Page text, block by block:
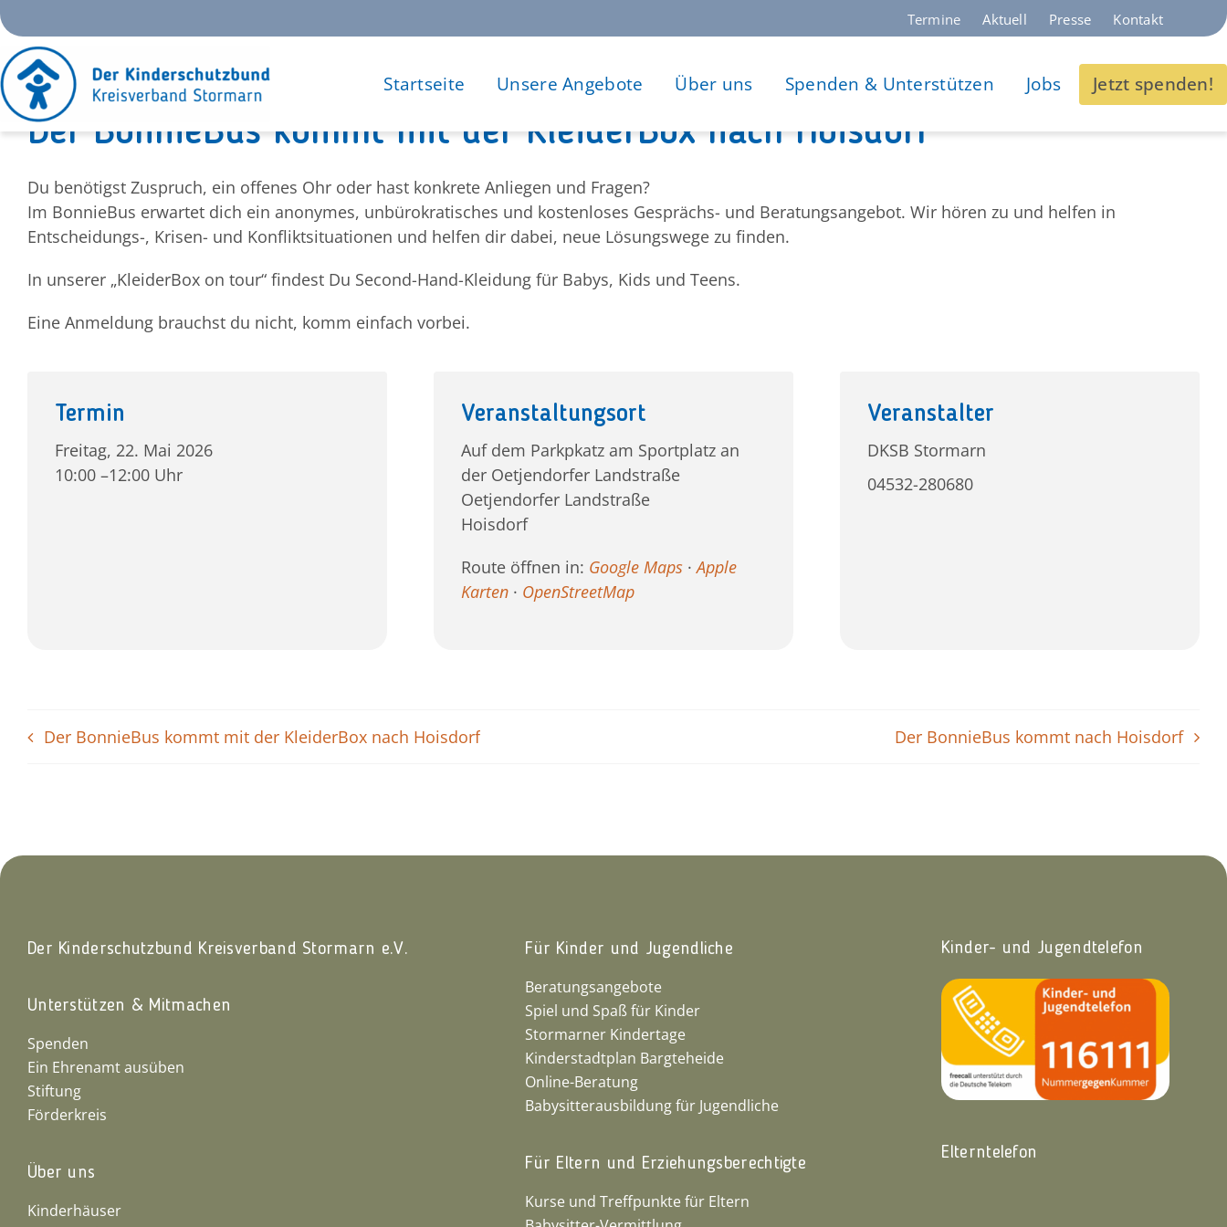
Zum
Inhalt
springen
Termine Aktuell Presse Kontakt
Startseite Unsere Angebote Über uns Spenden & Unterstützen Jobs Jetzt spenden!
Der BonnieBus kommt mit der KleiderBox nach Hoisdorf
Du benötigst Zuspruch, ein offenes Ohr oder hast konkrete Anliegen und Fragen?
Im BonnieBus erwartet dich ein anonymes, unbürokratisches und kostenloses Gesprächs- und Beratungsangebot. Wir hören zu und helfen in
Entscheidungs-, Krisen- und Konfliktsituationen und helfen dir dabei, neue Lösungswege zu finden.
In unserer „KleiderBox on tour“ findest Du Second-Hand-Kleidung für Babys, Kids und Teens.
Eine Anmeldung brauchst du nicht, komm einfach vorbei.
Termin
Freitag, 22. Mai 2026
10:00 –12:00 Uhr
Veranstaltungsort
Auf dem Parkpkatz am Sportplatz an
der Oetjendorfer Landstraße
Oetjendorfer Landstraße
Hoisdorf
Route öffnen in: Google Maps ·Apple
Karten · OpenStreetMap
Veranstalter
DKSB Stormarn
04532-280680
Der BonnieBus kommt mit der KleiderBox nach Hoisdorf Der BonnieBus kommt nach Hoisdorf
Der Kinderschutzbund Kreisverband Stormarn e.V.
Unterstützen & Mitmachen
Spenden
Ein Ehrenamt ausüben
Stiftung
Förderkreis
Über uns
Kinderhäuser
Für Kinder und Jugendliche
Beratungsangebote
Spiel und Spaß für Kinder
Stormarner Kindertage
Kinderstadtplan Bargteheide
Online-Beratung
Babysitterausbildung für Jugendliche
Für Eltern und Erziehungsberechtigte
Kurse und Treffpunkte für Eltern
Kinder- und Jugendtelefon
Elterntelefon